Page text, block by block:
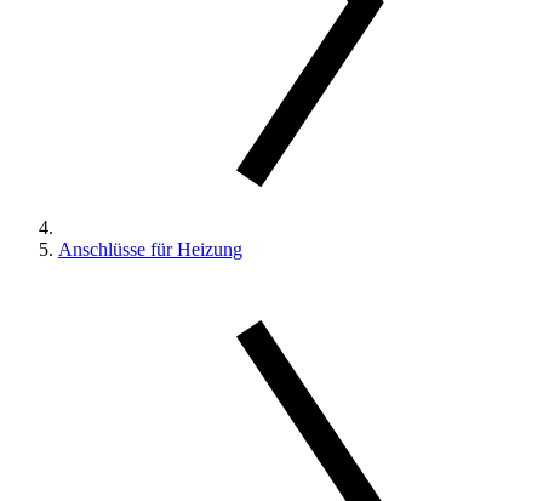
Anschlüsse für Heizung